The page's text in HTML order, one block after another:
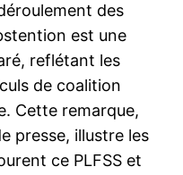
des
est une
reflétant les
de coalition
Cette remarque,
presse, illustre les
ce PLFSS et